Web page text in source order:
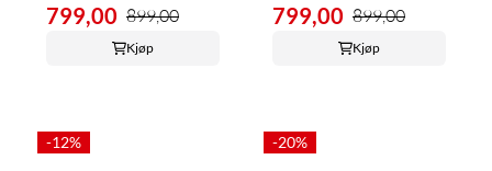
Summer Edition 2kg
799,00 899,00
Kjøp
Limited Summer
Edition 2kg
799,00 899,00
Kjøp
-12% -20%